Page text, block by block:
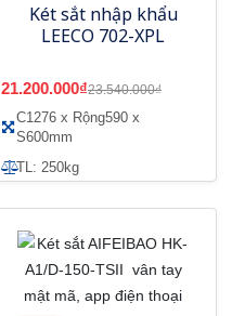
Két sắt nhập khẩu
LEECO 702-XPL
21.200.000₫23.540.000₫
C1276 x Rộng590 x
S600mm
TL: 250kg